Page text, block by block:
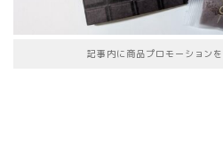
記事内に商品プロモーション